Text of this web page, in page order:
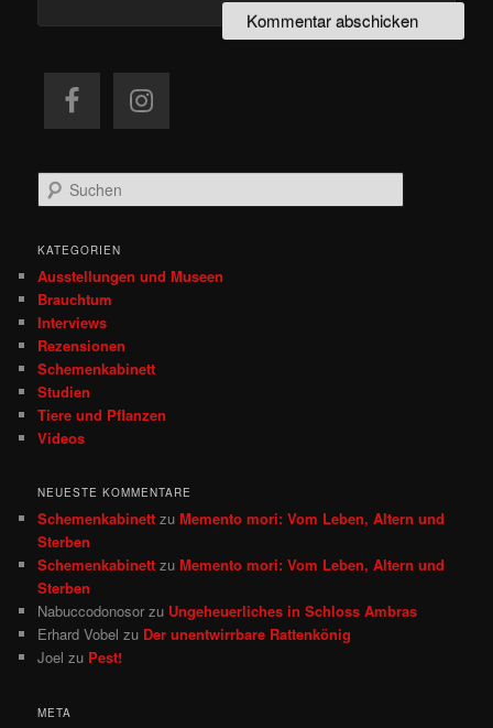
u
h
n
KATEGORIEN
Ausstellungen und Museen
Brauchtum
Interviews
Rezensionen
Schemenkabinett
Studien
Tiere und Pflanzen
Videos
NEUESTE KOMMENTARE
Schemenkabinett zuMemento mori: Vom Leben, Altern und
Sterben
Schemenkabinett zuMemento mori: Vom Leben, Altern und
Sterben
Nabuccodonosor zu Ungeheuerliches in Schloss Ambras
Erhard Vobel zu Der unentwirrbare Rattenkönig
Joel zu Pest!
META